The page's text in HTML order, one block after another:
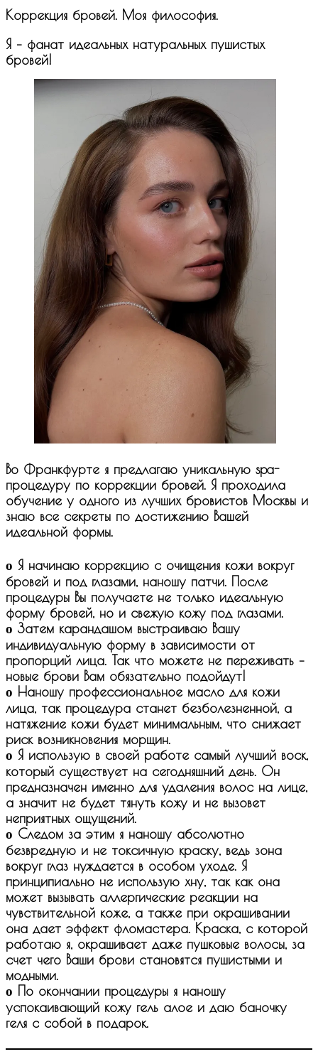
Коррекция бровей. Моя философия.
Я – фанат идеальных натуральных пушистых
бровей!
Во Франкфурте я предлагаю уникальную spa-
процедуру по коррекции бровей. Я проходила
обучение у одного из лучших бровистов Москвы и
знаю все секреты по достижению Вашей
идеальной формы.
ο Я начинаю коррекцию с очищения кожи вокруг
бровей и под глазами, наношу патчи. После
процедуры Вы получаете не только идеальную
форму бровей, но и свежую кожу под глазами.
ο Затем карандашом выстраиваю Вашу
индивидуальную форму в зависимости от
пропорций лица. Так что можете не переживать –
новые брови Вам обязательно подойдут!
ο Наношу профессиональное масло для кожи
лица, так процедура станет безболезненной, а
натяжение кожи будет минимальным, что снижает
риск возникновения морщин.
ο Я использую в своей работе самый лучший воск,
который существует на сегодняшний день. Он
предназначен именно для удаления волос на лице,
а значит не будет тянуть кожу и не вызовет
неприятных ощущений.
ο Следом за этим я наношу абсолютно
безвредную и не токсичную краску, ведь зона
вокруг глаз нуждается в особом уходе. Я
принципиально не использую хну, так как она
может вызывать аллергические реакции на
чувствительной коже, а также при окрашивании
она дает эффект фломастера. Краска, с которой
работаю я, окрашивает даже пушковые волосы, за
счет чего Ваши брови становятся пушистыми и
модными.
ο По окончании процедуры я наношу
успокаивающий кожу гель алое и даю баночку
геля с собой в подарок.